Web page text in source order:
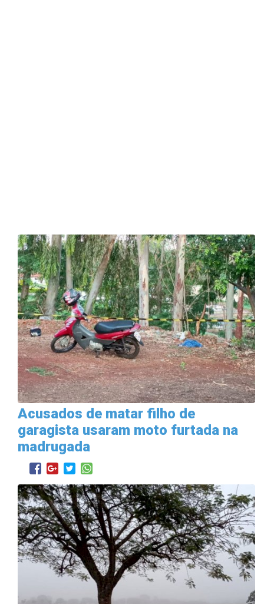
Acusados de matar filho de
garagista usaram moto furtada na
madrugada